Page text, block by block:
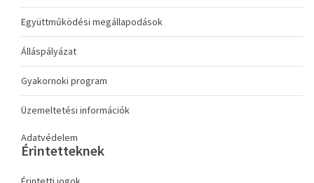
Együttműködési megállapodások
Álláspályázat
Gyakornoki program
Üzemeltetési információk
Adatvédelem
Érintetteknek